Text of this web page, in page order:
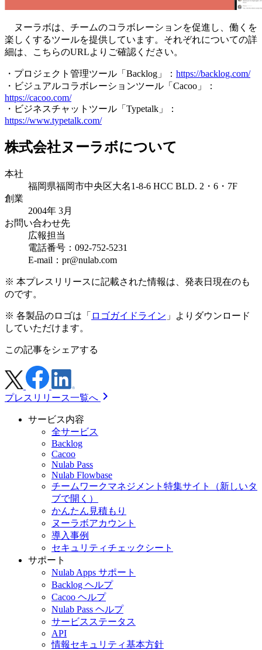
ヌーラボは、チームのコラボレーションを促進し、働くを
楽しくするツールを提供しています。それぞれについての詳
細は、こちらのURLよりご確認ください。
・プロジェクト管理ツール「Backlog」： https://backlog.com/
・ビジュアルコラボレーションツール「Cacoo」：
https://cacoo.com/
・ビジネスチャットツール「Typetalk」：
https://www.typetalk.com/
株式会社ヌーラボについて
本社
福岡県福岡市中央区大名1-8-6 HCC BLD. 2・6・7F
創業
2004年 3月
お問い合わせ先
広報担当
電話番号：092-752-5231
E-mail：pr@nulab.com
※ 本プレスリリースに記載された情報は、発表日現在のも
のです。
※ 各製品のロゴは「 ロゴガイドライン 」よりダウンロード
していただけます。
この記事をシェアする
プレスリリース一覧へ
サービス内容
全サービス
Backlog
Cacoo
Nulab Pass
Nulab Flowbase
チームワークマネジメント特集サイト
（新しいタ
ブで開く）
かんたん見積もり
ヌーラボアカウント
導入事例
セキュリティチェックシート
サポート
Nulab Apps サポート
Backlog ヘルプ
Cacoo ヘルプ
Nulab Pass ヘルプ
サービスステータス
API
情報セキュリティ基本方針